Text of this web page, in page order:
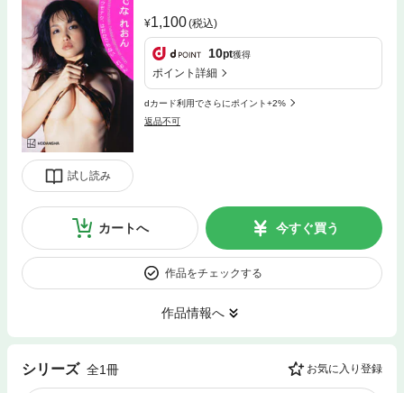
試し読み
1,100(税込)
10pt獲得
ポイント詳細
dカード利用でさらにポイント+2%
返品不可
カートへ 今すぐ買う
作品をチェックする
作品情報へ
シリーズ 全1冊 お気に入り登録